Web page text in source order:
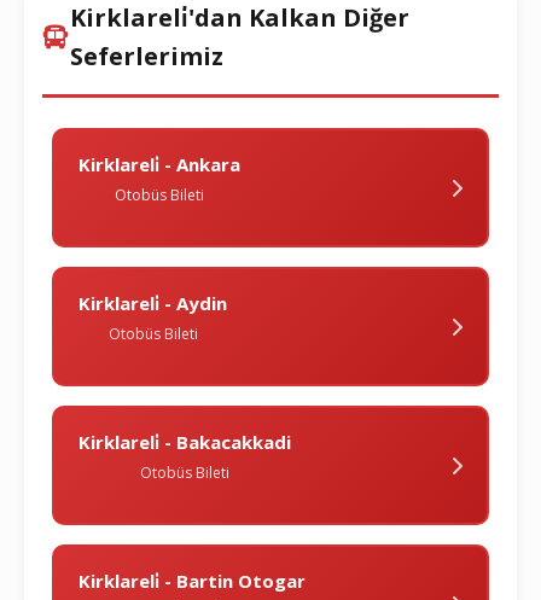
Kirklareli̇'dan Kalkan Diğer
Seferlerimiz
Kirklareli̇ - Ankara
Otobüs Bileti
Kirklareli̇ - Aydin
Otobüs Bileti
Kirklareli̇ - Bakacakkadi
Otobüs Bileti
Kirklareli̇ - Bartin Otogar